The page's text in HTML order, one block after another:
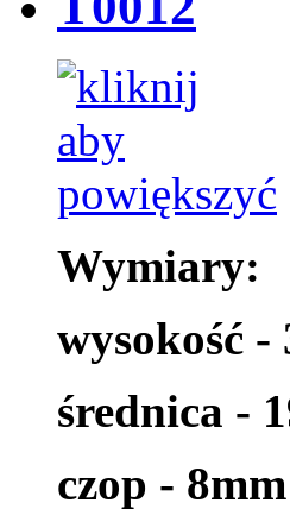
Wymiary:
wysokość -
średnica -
czop - 8mm